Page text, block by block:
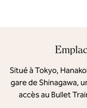
Situé à Tokyo,
gare de Shinagawa,
accès au Bullet